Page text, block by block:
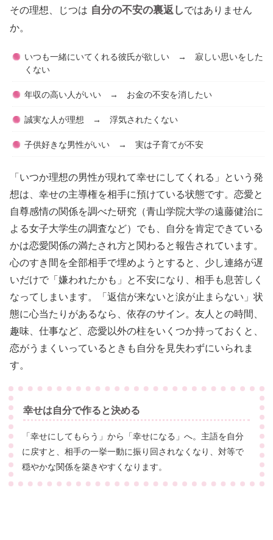
その理想、じつは 自分の不安の裏返しではありません
か。
いつも一緒にいてくれる彼氏が欲しい → 寂しい思いをした
くない
年収の高い人がいい → お金の不安を消したい
誠実な人が理想 → 浮気されたくない
子供好きな男性がいい → 実は子育てが不安
「いつか理想の男性が現れて幸せにしてくれる」という発
想は、幸せの主導権を相手に預けている状態です。恋愛と
自尊感情の関係を調べた研究（青山学院大学の遠藤健治に
よる女子大学生の調査など）でも、自分を肯定できている
かは恋愛関係の満たされ方と関わると報告されています。
心のすき間を全部相手で埋めようとすると、少し連絡が遅
いだけで「嫌われたかも」と不安になり、相手も息苦しく
なってしまいます。「返信が来ないと涙が止まらない」状
態に心当たりがあるなら、依存のサイン。友人との時間、
趣味、仕事など、恋愛以外の柱をいくつか持っておくと、
恋がうまくいっているときも自分を見失わずにいられま
す。
幸せは自分で作ると決める
「幸せにしてもらう」から「幸せになる」へ。主語を自分
に戻すと、相手の一挙一動に振り回されなくなり、対等で
穏やかな関係を築きやすくなります。